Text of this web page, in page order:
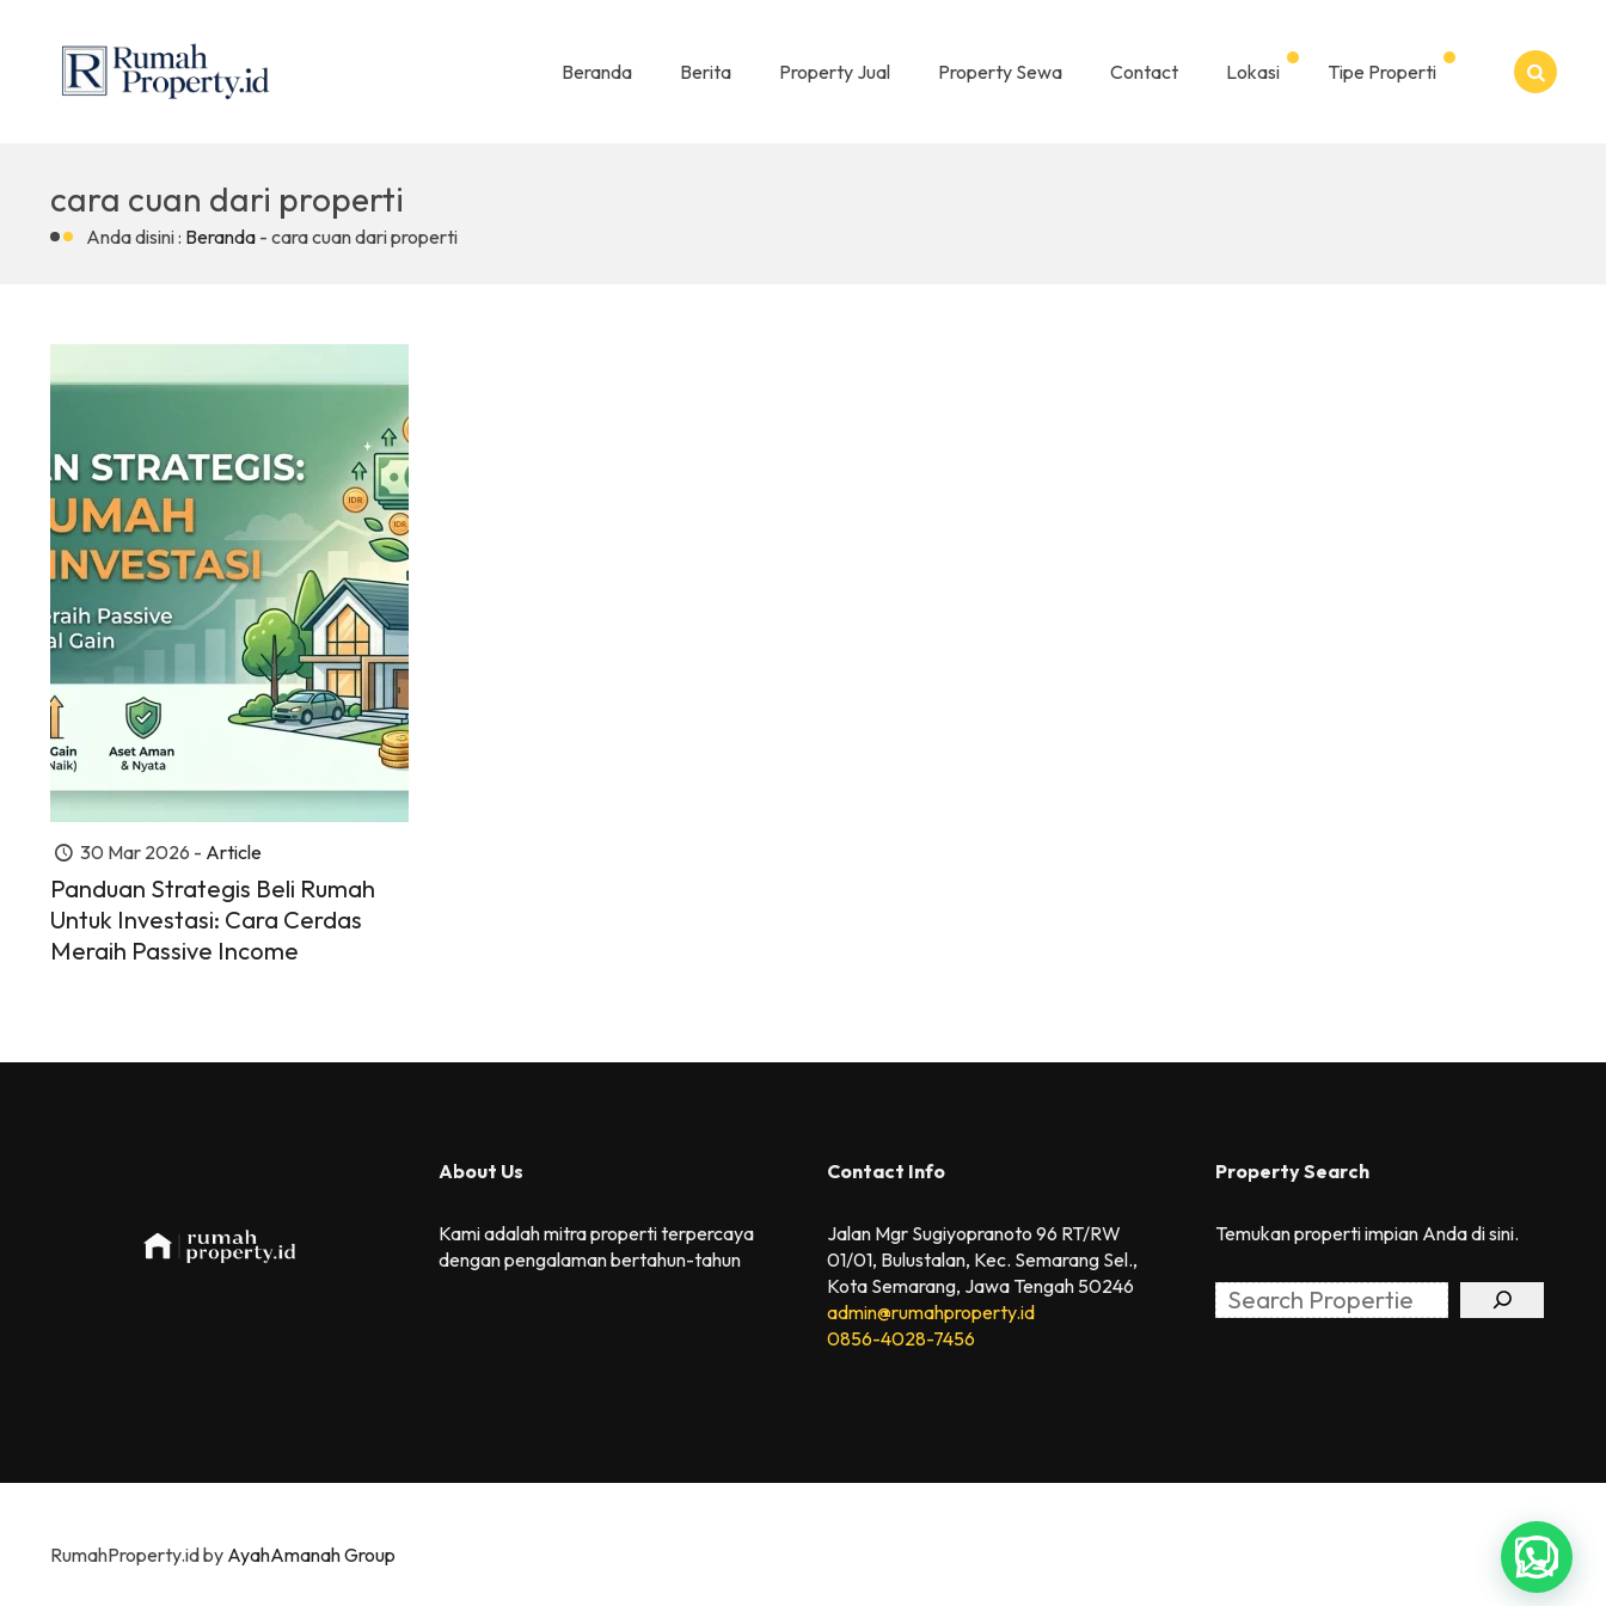
Beranda Berita Property Jual Property Sewa Contact Lokasi Tipe Properti
cara cuan dari properti
Anda disini : Beranda - cara cuan dari properti
30 Mar 2026 - Article
Panduan Strategis Beli Rumah
Untuk Investasi: Cara Cerdas
Meraih Passive Income
About Us
Kami adalah mitra properti terpercaya
dengan pengalaman bertahun-tahun
Contact Info
Jalan Mgr Sugiyopranoto 96 RT/RW
01/01, Bulustalan, Kec. Semarang Sel.,
Kota Semarang, Jawa Tengah 50246
admin@rumahproperty.id
0856-4028-7456
Property Search
Temukan properti impian Anda di sini.
Search
RumahProperty.id by AyahAmanah Group